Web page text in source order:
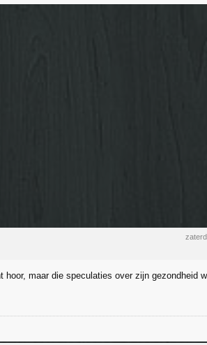
maar die speculaties over zijn gezondheid